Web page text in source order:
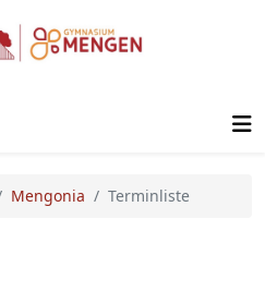
Mengonia Terminliste